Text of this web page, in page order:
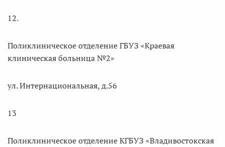
12.
Поликлиническое отделение ГБУЗ «Краевая
клиническая больница №2»
ул. Интернациональная, д.56
13
Поликлиническое отделение КГБУЗ «Владивостокская